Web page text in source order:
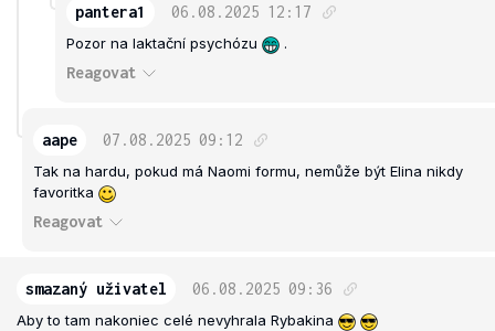
pantera1 06.08.2025 12:17
Pozor na laktační psychózu .
Reagovat
aape 07.08.2025 09:12
Tak na hardu, pokud má Naomi formu, nemůže být Elina nikdy
favoritka
Reagovat
smazaný uživatel 06.08.2025 09:36
Aby to tam nakoniec celé nevyhrala Rybakina